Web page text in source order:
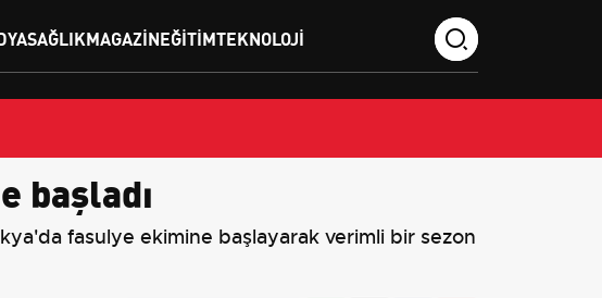
SAĞLIKMAGAZINEĞITIMTEKNOLOJI
başladı
fasulye ekimine başlayarak verimli bir sezon